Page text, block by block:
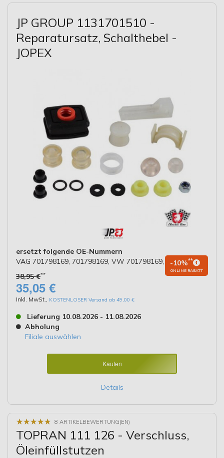
JP GROUP 1131701510 -
Reparatursatz, Schalthebel -
JOPEX
ersetzt folgende OE-Nummern
VAG 701798169, 701798169, VW 701798169, 701798169
38,95 €**
-10%**
ONLINE RABATT
35,05 €
Inkl. MwSt. KOSTENLOSER Versand ab 49,00 €
Lieferung 10.08.2026 - 11.08.2026
Abholung
Filiale auswählen
Kaufen
Details
★★★★★
★★★★★ 8 ARTIKELBEWERTUNG(EN)
TOPRAN 111 126 - Verschluss,
Öleinfüllstutzen